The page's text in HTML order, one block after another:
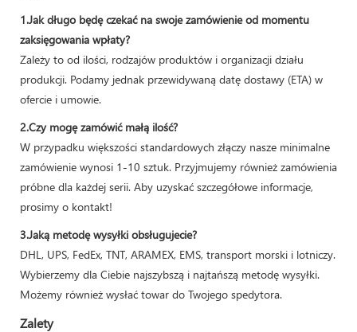
1.Jak długo będę czekać na swoje zamówienie od momentu
zaksięgowania wpłaty?
Zależy to od ilości, rodzajów produktów i organizacji działu
produkcji. Podamy jednak przewidywaną datę dostawy (ETA) w
ofercie i umowie.
2.Czy mogę zamówić małą ilość?
W przypadku większości standardowych złączy nasze minimalne
zamówienie wynosi 1-10 sztuk. Przyjmujemy również zamówienia
próbne dla każdej serii. Aby uzyskać szczegółowe informacje,
prosimy o kontakt!
3.Jaką metodę wysyłki obsługujecie?
DHL, UPS, FedEx, TNT, ARAMEX, EMS, transport morski i lotniczy.
Wybierzemy dla Ciebie najszybszą i najtańszą metodę wysyłki.
Możemy również wysłać towar do Twojego spedytora.
Zalety